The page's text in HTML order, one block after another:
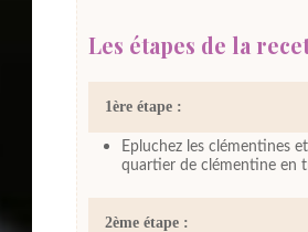
Les étapes de la
1ère étape :
Epluchez les clémentines
quartier de clémentine en
2ème étape :